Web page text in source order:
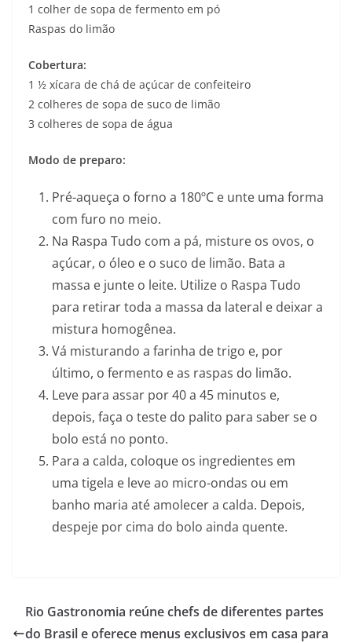
1 colher de sopa de fermento em pó
Raspas do limão
Cobertura:
1 ½ xícara de chá de açúcar de confeiteiro
2 colheres de sopa de suco de limão
3 colheres de sopa de água
Modo de preparo:
Pré-aqueça o forno a 180ºC e unte uma forma
com furo no meio.
Na Raspa Tudo com a pá, misture os ovos, o
açúcar, o óleo e o suco de limão. Bata a
massa e junte o leite. Utilize o Raspa Tudo
para retirar toda a massa da lateral e deixar a
mistura homogênea.
Vá misturando a farinha de trigo e, por
último, o fermento e as raspas do limão.
Leve para assar por 40 a 45 minutos e,
depois, faça o teste do palito para saber se o
bolo está no ponto.
Para a calda, coloque os ingredientes em
uma tigela e leve ao micro-ondas ou em
banho maria até amolecer a calda. Depois,
despeje por cima do bolo ainda quente.
Rio Gastronomia reúne chefs de diferentes partes
do Brasil e oferece menus exclusivos em casa para